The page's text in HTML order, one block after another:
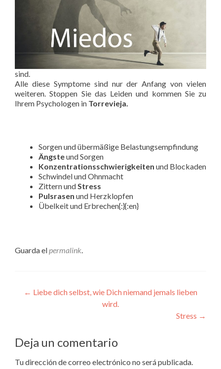
sind.
Alle diese Symptome sind nur der Anfang von vielen
weiteren. Stoppen Sie das Leiden und kommen Sie zu
Ihrem Psychologen in Torrevieja.
Sorgen und übermäßige Belastungsempfindung
Ängsteund Sorgen
Konzentrationsschwierigkeiten und Blockaden
Schwindel und Ohnmacht
Zittern und Stress
Pulsrasen und Herzklopfen
Übelkeit und Erbrechen{:}{:en}
Guarda el permalink
Navegación de entradas
← Liebe dich selbst, wie Dich niemand jemals lieben
wird.
Stress →
Deja un comentario
Tu dirección de correo electrónico no será publicada.